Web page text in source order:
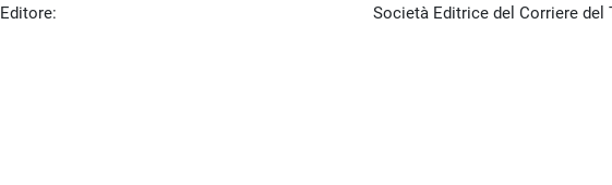
Editore:
Società Editrice del Corriere del